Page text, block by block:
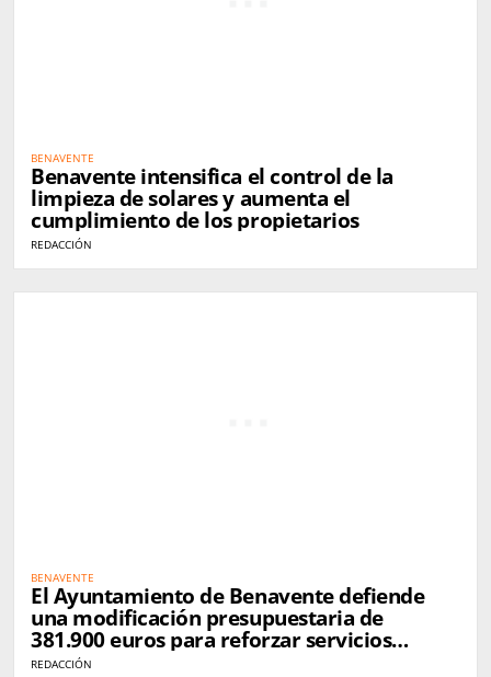
BENAVENTE
Benavente intensifica el control de la
limpieza de solares y aumenta el
cumplimiento de los propietarios
REDACCIÓN
BENAVENTE
El Ayuntamiento de Benavente defiende
una modificación presupuestaria de
381.900 euros para reforzar servicios
municipales
REDACCIÓN